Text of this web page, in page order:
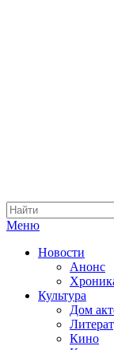
Меню
Новости
Анонс
Культура
Дом
Кино